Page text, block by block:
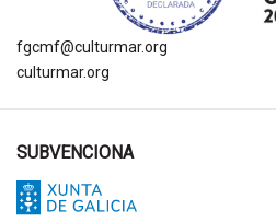
fgcmf@culturmar.org
culturmar.org
SUBVENCIONA